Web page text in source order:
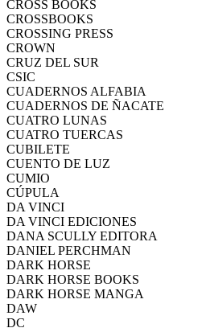
CROSS BOOKS
CROSSBOOKS
CROSSING PRESS
CROWN
CRUZ DEL SUR
CSIC
CUADERNOS ALFABIA
CUADERNOS DE ÑACATE
CUATRO LUNAS
CUATRO TUERCAS
CUBILETE
CUENTO DE LUZ
CUMIO
CÚPULA
DA VINCI
DA VINCI EDICIONES
DANA SCULLY EDITORA
DANIEL PERCHMAN
DARK HORSE
DARK HORSE BOOKS
DARK HORSE MANGA
DAW
DC